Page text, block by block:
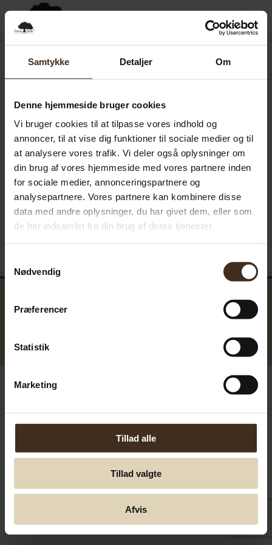
Samtykke Detaljer Om
Denne hjemmeside bruger cookies
Vi bruger cookies til at tilpasse vores indhold og
annoncer, til at vise dig funktioner til sociale medier og til
at analysere vores trafik. Vi deler også oplysninger om
din brug af vores hjemmeside med vores partnere inden
for sociale medier, annonceringspartnere og
analysepartnere. Vores partnere kan kombinere disse
data med andre oplysninger, du har givet dem, eller som
de har indsamlet fra din brug af deres tjenester.
Nødvendig
Præferencer
Statistik
Marketing
Tillad alle
Tillad valgte
Afvis
0,00SEK 0
© Greentools.dk 2017. Alla rättigheter förbehållna.